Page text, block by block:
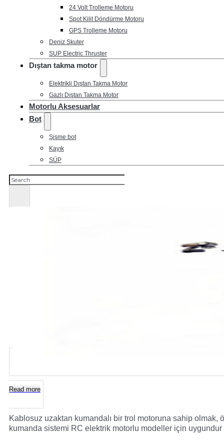
24 Volt Trolleme Motoru
Spot Kilit Döndürme Motoru
GPS Trolleme Motoru
Deniz Skuter
SUP Electric Thruster
Dıştan takma motor
Elektrikli Dıştan Takma Motor
Gazlı Dıştan Takma Motor
Motorlu Aksesuarlar
Bot
Şişme bot
Kayık
SÜP
Ara
Read more
Kablosuz uzaktan kumandalı bir trol motoruna sahip olmak,
kumanda sistemi RC elektrik motorlu modeller için